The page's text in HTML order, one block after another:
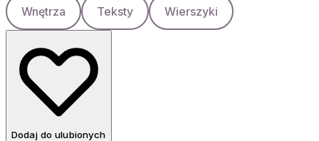
Wnętrza Teksty Wierszyki
Dodaj do ulubionych